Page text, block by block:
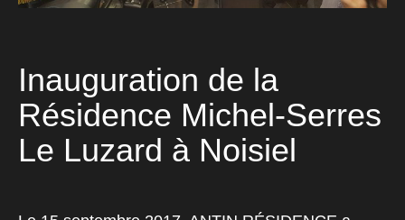
Inauguration de la
Résidence Michel-Serres
Le Luzard à Noisiel